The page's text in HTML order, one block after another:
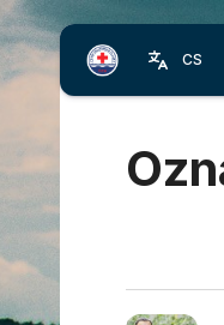
Přejít k hlavnímu obsahu
CS
Bloky